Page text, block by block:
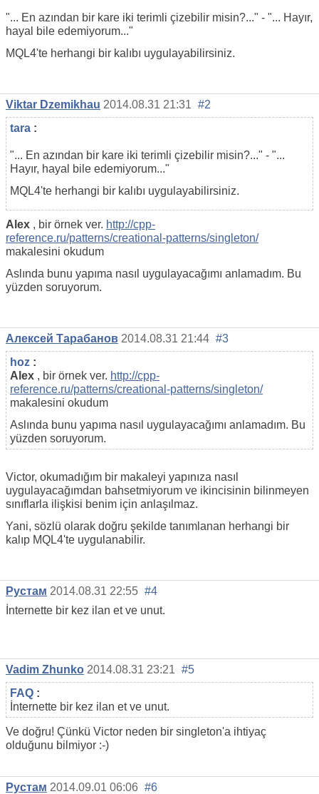
"... En azından bir kare iki terimli çizebilir misin?..." - "... Hayır,
hayal bile edemiyorum..."
MQL4'te herhangi bir kalıbı uygulayabilirsiniz.
Viktar Dzemikhau 2014.08.31 21:31 #2
tara :
"... En azından bir kare iki terimli çizebilir misin?..." - "...
Hayır, hayal bile edemiyorum..."
MQL4'te herhangi bir kalıbı uygulayabilirsiniz.
Alex , bir örnek ver. http://cpp-
reference.ru/patterns/creational-patterns/singleton/
makalesini okudum
Aslında bunu yapıma nasıl uygulayacağımı anlamadım. Bu
yüzden soruyorum.
Алексей Тарабанов 2014.08.31 21:44 #3
hoz :
Alex , bir örnek ver. http://cpp-
reference.ru/patterns/creational-patterns/singleton/
makalesini okudum
Aslında bunu yapıma nasıl uygulayacağımı anlamadım. Bu
yüzden soruyorum.
Victor, okumadığım bir makaleyi yapınıza nasıl
uygulayacağımdan bahsetmiyorum ve ikincisinin bilinmeyen
sınıflarla ilişkisi benim için anlaşılmaz.
Yani, sözlü olarak doğru şekilde tanımlanan herhangi bir
kalıp MQL4'te uygulanabilir.
Рустам 2014.08.31 22:55 #4
İnternette bir kez ilan et ve unut.
Vadim Zhunko 2014.08.31 23:21 #5
FAQ :
İnternette bir kez ilan et ve unut.
Ve doğru! Çünkü Victor neden bir singleton'a ihtiyaç
olduğunu bilmiyor :-)
Рустам 2014.09.01 06:06 #6